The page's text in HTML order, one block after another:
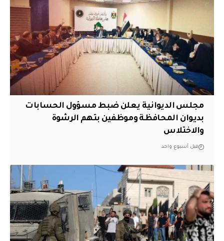
مجلس الديوانية يعلن ضبط مسؤول الحسابات
بديوان المحافظة وموظفين بتهم الرشوة
والاختلاس
قبل أسبوع واحد